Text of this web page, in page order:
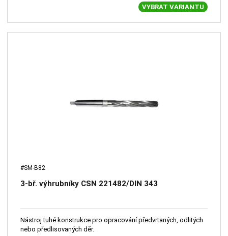
VYBRAT VARIANTU
#SM-B82
3-bř. výhrubníky CSN 221482/DIN 343
Nástroj tuhé konstrukce pro opracování předvrtaných, odlitých
nebo předlisovaných děr.